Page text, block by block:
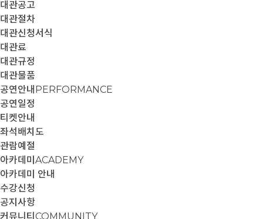
대관공고
대관절차
대관신청서식
대관료
대관규정
대관물품
공연안내 PERFORMANCE
공연일정
티켓안내
좌석배치도
관람예절
아카데미 ACADEMY
아카데미 안내
수강신청
공지사항
커뮤니티 COMMUNITY